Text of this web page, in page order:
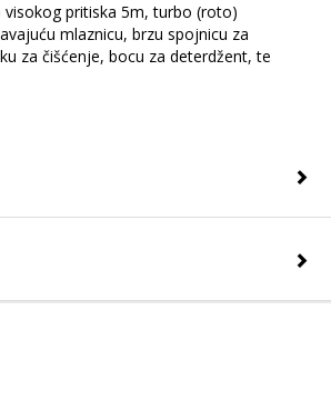
visokog pritiska 5m, turbo (roto)
mlaznicu, brzu spojnicu za
za čišćenje, bocu za deterdžent, te